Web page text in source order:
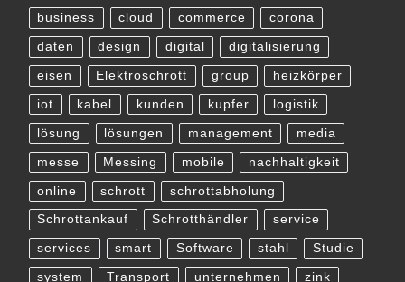
business cloud commerce corona
daten design digital digitalisierung
eisen Elektroschrott group heizkörper
iot kabel kunden kupfer logistik
lösung lösungen management media
messe Messing mobile nachhaltigkeit
online schrott schrottabholung
Schrottankauf Schrotthändler service
services smart Software stahl Studie
system Transport unternehmen zink